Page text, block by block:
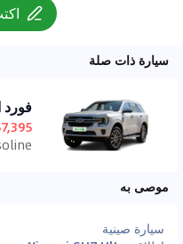
سيارة ذات صلة
~ 237,000 AED
موصى به
سيارة صينية